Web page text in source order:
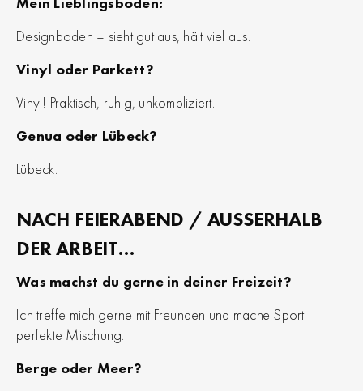
Designboden – sieht gut aus, hält viel aus.
Vinyl oder Parkett?
Vinyl! Praktisch, ruhig, unkompliziert.
Genua oder Lübeck?
Lübeck.
NACH FEIERABEND / AUSSERHALB D
ER ARBEIT…
Was machst du gerne in deiner Freizeit?
Ich treffe mich gerne mit Freunden und mache Sport –
perfekte Mischung.
Berge oder Meer?